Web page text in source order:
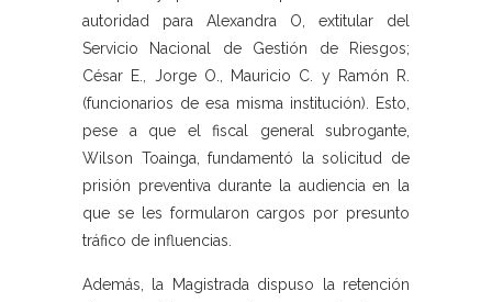
autoridad para Alexandra O, extitular del
Servicio Nacional de Gestión de Riesgos;
César E., Jorge O., Mauricio C. y Ramón R.
(funcionarios de esa misma institución). Esto,
pese a que el fiscal general subrogante,
Wilson Toainga, fundamentó la solicitud de
prisión preventiva durante la audiencia en la
que se les formularon cargos por presunto
tráfico de influencias.
Además, la Magistrada dispuso la retención